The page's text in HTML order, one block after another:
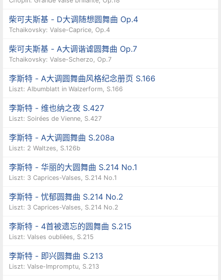
布拉 姆斯也都创作了多首用钢琴独奏的圆舞曲，这
又是圆舞曲的另一种表现形式了。
至于做为社交舞，起源于1780年代维也纳的华尔
滋，很快就传到其它欧美国家。俗称慢三步，用3/4
拍的音乐，抱握姿势以闭合位置为主。特点是在第
一拍的时候，身体要低下来，而在第二、三拍的时
候，身体要升高，形成波浪式的移动。基本舞步是
纳华尔滋”(Viennese Waltz)是从华尔滋演变出来的
速度很快的舞，俗称快三步。国际华尔滋只限于闭
合位置(closed position)，而美国式华尔滋
(American Style Waltz)却允许闭合位置以外的所有
位置。
柴可夫斯基 - D大调随想圆舞曲 Op.4
Tchaikovsky: Valse-Caprice, Op.4
柴可夫斯基 - A大调谐谑圆舞曲 Op.7
Tchaikovsky: Valse-Scherzo, Op.7
李斯特 - A大调圆舞曲风格纪念册页 S.166
Liszt: Albumblatt in Walzerform, S.166
李斯特 - 维也纳之夜 S.427
Liszt: Soirées de Vienne, S.427
李斯特 - A大调圆舞曲 S.208a
Liszt: 2 Waltzes, S.126b
李斯特 - 华丽的大圆舞曲 S.214 No.1
Liszt: 3 Caprices-Valses, S.214 No.1
李斯特 - 忧郁圆舞曲 S.214 No.2
Liszt: 3 Caprices-Valses, S.214 No.2
李斯特 - 4首被遗忘的圆舞曲 S.215
Liszt: Valses oubliées, S.215
李斯特 - 即兴圆舞曲 S.213
Liszt: Valse-Impromptu, S.213